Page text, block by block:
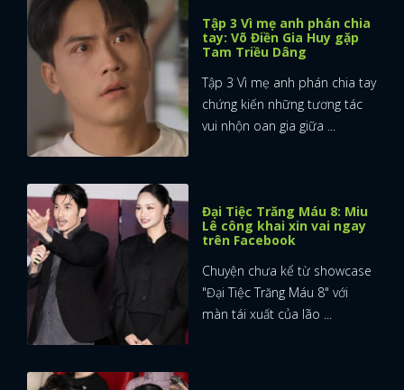
Tập 3 Vì mẹ anh phán chia
tay: Võ Điền Gia Huy gặp
Tam Triều Dâng
Tập 3 Vì mẹ anh phán chia tay
chứng kiến những tương tác
vui nhộn oan gia giữa ...
Đại Tiệc Trăng Máu 8: Miu
Lê công khai xin vai ngay
trên Facebook
Chuyện chưa kể từ showcase
"Đại Tiệc Trăng Máu 8" với
màn tái xuất của lão ...